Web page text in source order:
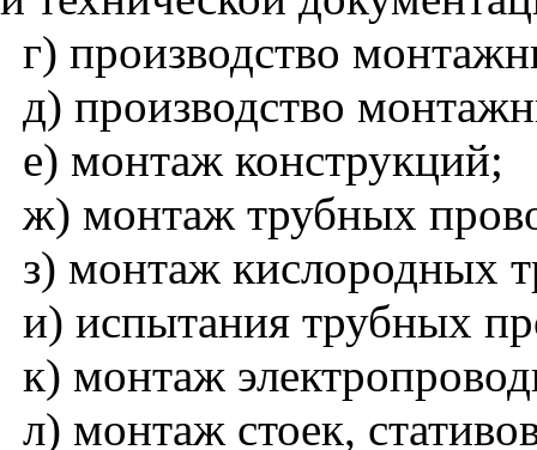
г) производство
д) производство
е) монтаж конструкций;
ж) монтаж трубных
з) монтаж кислородных
и) испытания трубных
к) монтаж
л) монтаж стоек,